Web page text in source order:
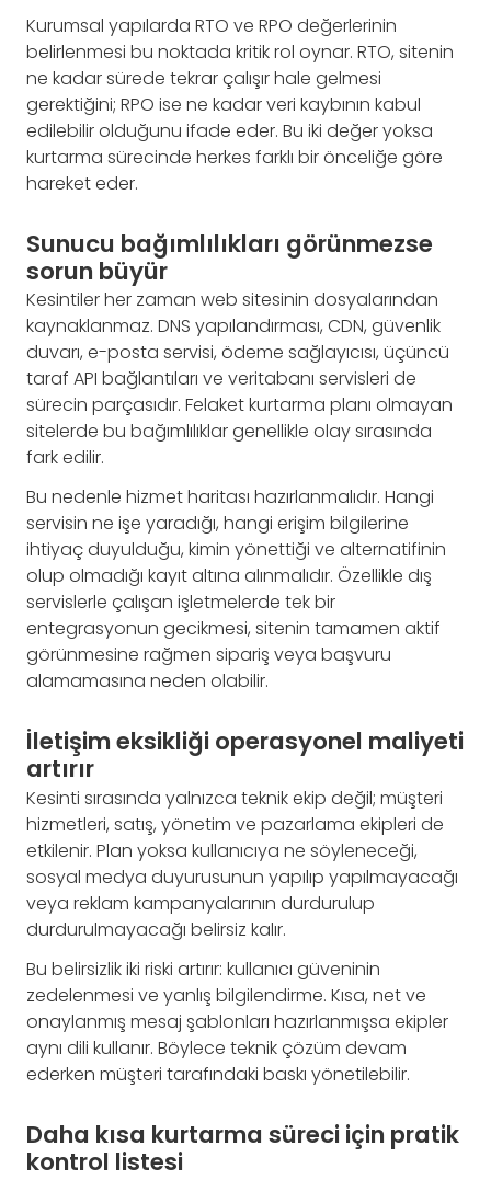
Kurumsal yapılarda RTO ve RPO değerlerinin
belirlenmesi bu noktada kritik rol oynar. RTO, sitenin
ne kadar sürede tekrar çalışır hale gelmesi
gerektiğini; RPO ise ne kadar veri kaybının kabul
edilebilir olduğunu ifade eder. Bu iki değer yoksa
kurtarma sürecinde herkes farklı bir önceliğe göre
hareket eder.
Sunucu bağımlılıkları görünmezse
sorun büyür
Kesintiler her zaman web sitesinin dosyalarından
kaynaklanmaz. DNS yapılandırması, CDN, güvenlik
duvarı, e-posta servisi, ödeme sağlayıcısı, üçüncü
taraf API bağlantıları ve veritabanı servisleri de
sürecin parçasıdır. Felaket kurtarma planı olmayan
sitelerde bu bağımlılıklar genellikle olay sırasında
fark edilir.
Bu nedenle hizmet haritası hazırlanmalıdır. Hangi
servisin ne işe yaradığı, hangi erişim bilgilerine
ihtiyaç duyulduğu, kimin yönettiği ve alternatifinin
olup olmadığı kayıt altına alınmalıdır. Özellikle dış
servislerle çalışan işletmelerde tek bir
entegrasyonun gecikmesi, sitenin tamamen aktif
görünmesine rağmen sipariş veya başvuru
alamamasına neden olabilir.
İletişim eksikliği operasyonel maliyeti
artırır
Kesinti sırasında yalnızca teknik ekip değil; müşteri
hizmetleri, satış, yönetim ve pazarlama ekipleri de
etkilenir. Plan yoksa kullanıcıya ne söyleneceği,
sosyal medya duyurusunun yapılıp yapılmayacağı
veya reklam kampanyalarının durdurulup
durdurulmayacağı belirsiz kalır.
Bu belirsizlik iki riski artırır: kullanıcı güveninin
zedelenmesi ve yanlış bilgilendirme. Kısa, net ve
onaylanmış mesaj şablonları hazırlanmışsa ekipler
aynı dili kullanır. Böylece teknik çözüm devam
ederken müşteri tarafındaki baskı yönetilebilir.
Daha kısa kurtarma süreci için pratik
kontrol listesi